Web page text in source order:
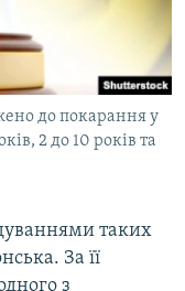
до покарання у
2 до 10 років та
таких
За її
з